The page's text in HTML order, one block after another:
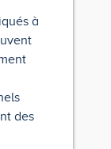
à
des